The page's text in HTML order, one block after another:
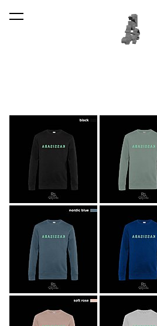
lisati ostukorvi. Vaata ostukorvi